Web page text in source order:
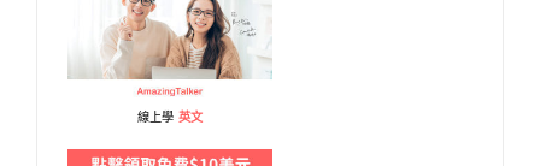
線上學 英文